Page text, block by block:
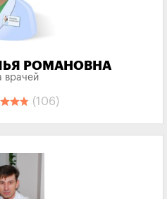
РОМАНОВНА
врачей
(106)